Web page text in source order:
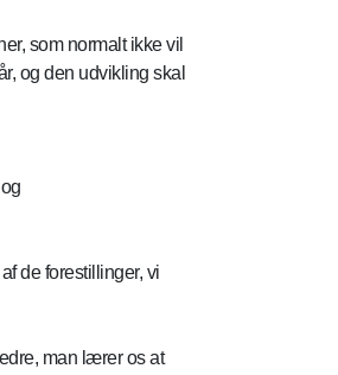
som normalt ikke vil
og den udvikling skal
de forestillinger, vi
man lærer os at